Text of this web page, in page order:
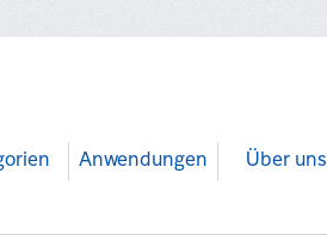
Anwendungen Über uns